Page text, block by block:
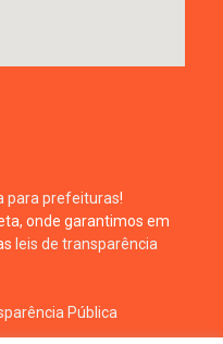
para prefeituras!
onde garantimos em
leis de transparência
Pública